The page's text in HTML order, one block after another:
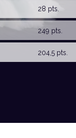
28 pts.
249 pts.
204,5 pts.